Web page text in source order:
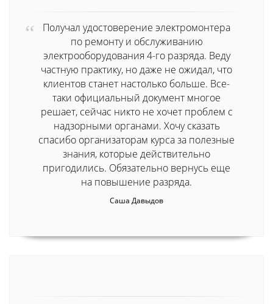
Получал удостоверение электромонтера
по ремонту и обслуживанию
электрооборудования 4-го разряда. Веду
частную практику, но даже не ожидал, что
клиентов станет настолько больше. Все-
таки официальный документ многое
решает, сейчас никто не хочет проблем с
надзорными органами. Хочу сказать
спасибо организаторам курса за полезные
знания, которые действительно
пригодились. Обязательно вернусь еще
на повышение разряда.
Саша Давыдов